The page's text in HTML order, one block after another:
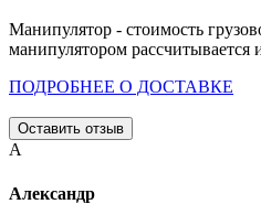
Манипулятор - стоимость
манипулятором рассчитывается
ПОДРОБНЕЕ О ДОСТАВКЕ
Оставить отзыв
А
Александр